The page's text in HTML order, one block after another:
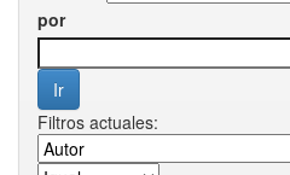
por
Filtros actuales: